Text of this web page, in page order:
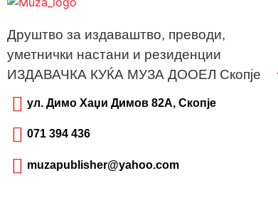
Друштво за издаваштво, преводи,
уметнички настани и резиденции
ИЗДАВАЧКА КУЌА МУЗА ДООЕЛ Скопје
ул. Димо Хаџи Димов 82А, Скопје
071 394 436
muzapublisher@yahoo.com